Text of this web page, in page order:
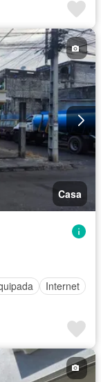
Casa
Internet